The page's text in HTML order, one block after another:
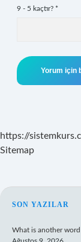
9 - 5 kaçtır? *
https://
Sitemap
SON YAZILAR
What is another